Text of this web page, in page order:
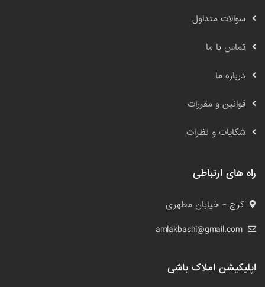
سوالات متداول
تماس با ما
درباره ما
قوانین و مقررات
شکایات و نظرات
راه های ارتباطی
کرج - خیابان مطهری
amlakbashi@gmail.com
اپلیکیشن املاک باشی